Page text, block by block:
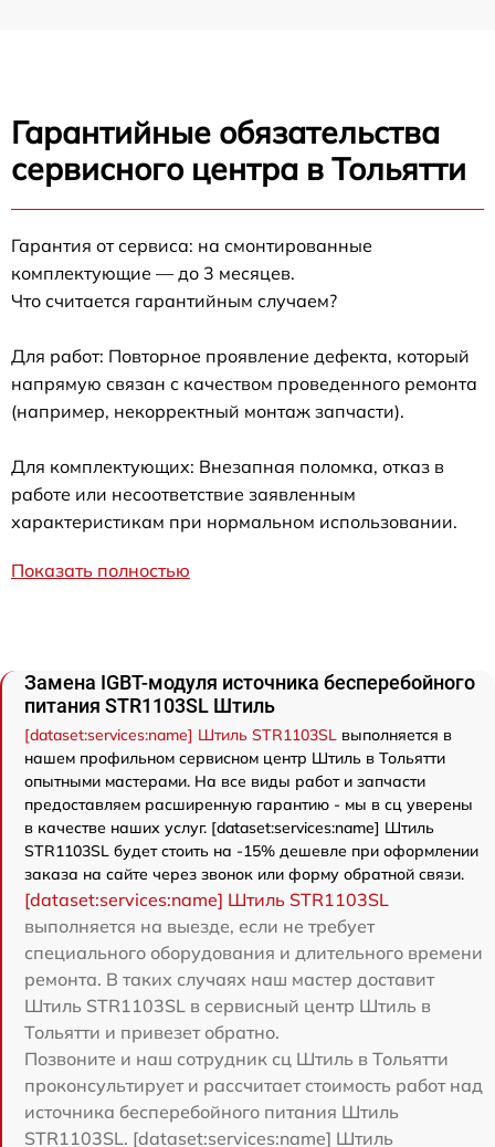
Гарантийные обязательства
сервисного центра в Тольятти
Гарантия от сервиса: на смонтированные
комплектующие — до 3 месяцев.
Что считается гарантийным случаем?
Для работ: Повторное проявление дефекта, который
напрямую связан с качеством проведенного ремонта
(например, некорректный монтаж запчасти).
Для комплектующих: Внезапная поломка, отказ в
работе или несоответствие заявленным
характеристикам при нормальном использовании.
Показать полностью
Замена IGBT-модуля источника бесперебойного
питания STR1103SL Штиль
[dataset:services:name] Штиль STR1103SL выполняется в
нашем профильном сервисном центр Штиль в Тольятти
опытными мастерами. На все виды работ и запчасти
предоставляем расширенную гарантию - мы в сц уверены
в качестве наших услуг. [dataset:services:name] Штиль
STR1103SL будет стоить на -15% дешевле при оформлении
заказа на сайте через звонок или форму обратной связи.
[dataset:services:name] Штиль STR1103SL
выполняется на выезде, если не требует
специального оборудования и длительного времени
ремонта. В таких случаях наш мастер доставит
Штиль STR1103SL в сервисный центр Штиль в
Тольятти и привезет обратно.
Позвоните и наш сотрудник сц Штиль в Тольятти
проконсультирует и рассчитает стоимость работ над
источника бесперебойного питания Штиль
STR1103SL. [dataset:services:name] Штиль